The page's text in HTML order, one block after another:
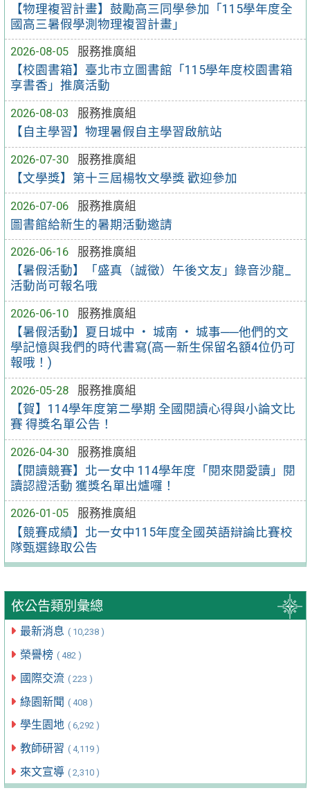
【物理複習計畫】鼓勵高三同學參加「115學年度全
國高三暑假學測物理複習計畫」
2026-08-05
服務推廣組
【校園書箱】臺北市立圖書館「115學年度校園書箱
享書香」推廣活動
2026-08-03
服務推廣組
【自主學習】物理暑假自主學習啟航站
2026-07-30
服務推廣組
【文學獎】第十三屆楊牧文學獎 歡迎參加
2026-07-06
服務推廣組
圖書館給新生的暑期活動邀請
2026-06-16
服務推廣組
【暑假活動】「盛真（誠徵）午後文友」錄音沙龍_
活動尚可報名哦
2026-06-10
服務推廣組
【暑假活動】夏日城中 ‧ 城南 ‧ 城事──他們的文
學記憶與我們的時代書寫(高一新生保留名額4位仍可
報哦！)
2026-05-28
服務推廣組
【賀】114學年度第二學期 全國閱讀心得與小論文比
賽 得獎名單公告！
2026-04-30
服務推廣組
【閱讀競賽】北一女中 114學年度「閱來閱愛讀」閱
讀認證活動 獲獎名單出爐囉！
2026-01-05
服務推廣組
【競賽成績】北一女中115年度全國英語辯論比賽校
隊甄選錄取公告
依公告類別彙總
最新消息 ( 10,238 )
榮譽榜 ( 482 )
國際交流 ( 223 )
綠園新聞 ( 408 )
學生園地 ( 6,292 )
教師研習 ( 4,119 )
來文宣導 ( 2,310 )